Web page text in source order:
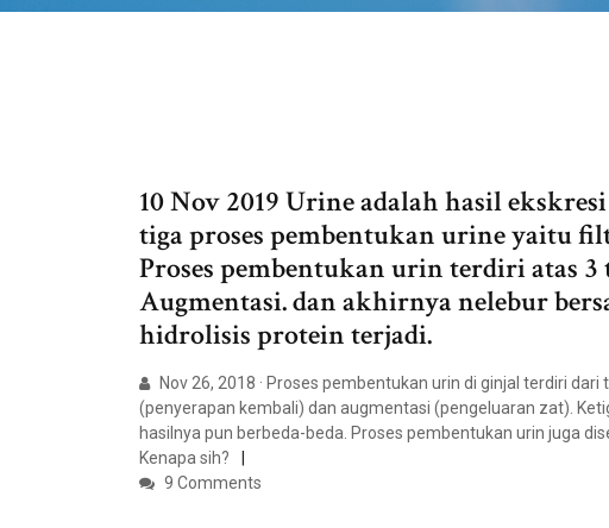
10 Nov 2019 Urine adalah hasil
tiga proses pembentukan urine yaitu
Proses pembentukan urin terdiri atas 3
Augmentasi. dan akhirnya nelebur
hidrolisis protein terjadi.
Nov 26, 2018 · Proses pembentukan urin di ginjal terdiri
(penyerapan kembali) dan augmentasi (pengeluaran zat).
hasilnya pun berbeda-beda. Proses pembentukan urin juga
Kenapa sih?
9 Comments